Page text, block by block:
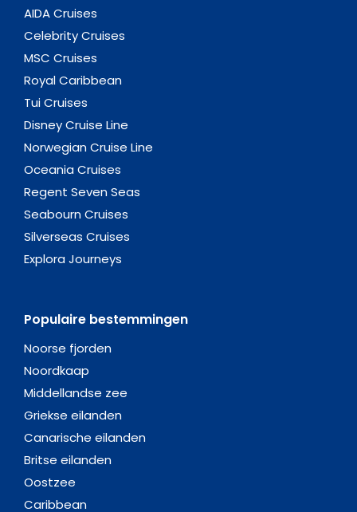
AIDA Cruises
Celebrity Cruises
MSC Cruises
Royal Caribbean
Tui Cruises
Disney Cruise Line
Norwegian Cruise Line
Oceania Cruises
Regent Seven Seas
Seabourn Cruises
Silverseas Cruises
Explora Journeys
Populaire bestemmingen
Noorse fjorden
Noordkaap
Middellandse zee
Griekse eilanden
Canarische eilanden
Britse eilanden
Oostzee
Caribbean